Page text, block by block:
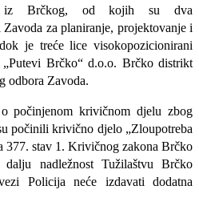
Brčkog, od kojih su dva
za planiranje, projektovanje i
je treće lice visokopozicionirani
„Putevi Brčko“ d.o.o. Brčko distrikt
odbora Zavoda.
počinjenom krivičnom djelu zbog
počinili krivično djelo „Zloupotreba
377. stav 1. Krivičnog zakona Brčko
nadležnost Tužilaštvu Brčko
Policija neće izdavati dodatna